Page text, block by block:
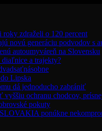
zdraželi o 120 percent
novú generáciu podvodov s
autoumyváreň na Slovensku
a trajekty?
Lipska
dá jednoducho zabrániť
ochranu chodcov,
pokuty
ponúkne